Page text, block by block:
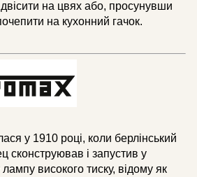
на цвях або, просунувши
на кухонний гачок.
у 1910 році, коли берлінський
сконструював і запустив у
високого тиску, відому як